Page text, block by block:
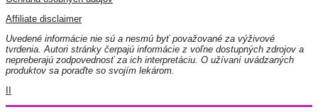
Affiliate disclaimer
Uvedené informácie nie sú a nesmú byť považované za výživové
tvrdenia. Autori stránky čerpajú informácie z voľne dostupných zdrojov a
nepreberajú zodpovednosť za ich interpretáciu. O užívaní uvádzaných
produktov sa poraďte so svojím lekárom.